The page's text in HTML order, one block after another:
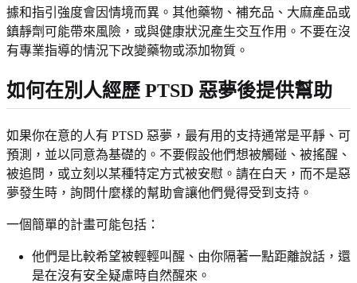
據和指引強度會因情境而異。其他藥物、補充品、大麻產品或
鎮靜劑可能帶來風險，或與健康狀況產生交互作用。不要在沒
有專業指導的情況下改變藥物或添加物質。
如何在別人經歷 PTSD 惡夢後提供幫助
如果你在意的人有 PTSD 惡夢，最有用的支持通常是平靜、可
預測，並以同意為基礎的。不要假設他們想被觸碰、被搖醒、
被追問，或立刻以某種特定方式被安慰。請在白天，而不是惡
夢發生時，詢問什麼樣的幫助會讓他們覺得受到支持。
一個簡單的計畫可能包括：
他們是比較希望被輕輕叫醒、由你隔著一點距離說話，還
是在沒有安全疑慮時自然醒來。